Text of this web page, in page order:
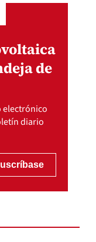
de
electrónico
diario